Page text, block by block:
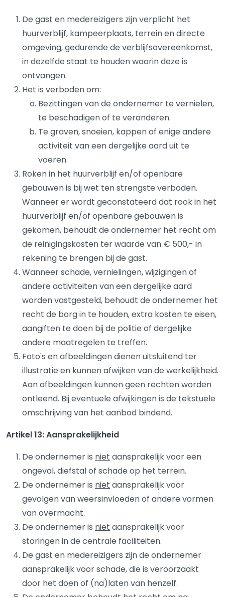
De gast en medereizigers zijn verplicht het
huurverblijf, kampeerplaats, terrein en directe
omgeving, gedurende de verblijfsovereenkomst,
in dezelfde staat te houden waarin deze is
ontvangen.
Het is verboden om:
Bezittingen van de ondernemer te vernielen,
te beschadigen of te veranderen.
Te graven, snoeien, kappen of enige andere
activiteit van een dergelijke aard uit te
voeren.
Roken in het huurverblijf en/of openbare
gebouwen is bij wet ten strengste verboden.
Wanneer er wordt geconstateerd dat rook in het
huurverblijf en/of openbare gebouwen is
gekomen, behoudt de ondernemer het recht om
de reinigingskosten ter waarde van € 500,- in
rekening te brengen bij de gast.
Wanneer schade, vernielingen, wijzigingen of
andere activiteiten van een dergelijke aard
worden vastgesteld, behoudt de ondernemer het
recht de borg in te houden, extra kosten te eisen,
aangiften te doen bij de politie of dergelijke
andere maatregelen te treffen.
Foto's en afbeeldingen dienen uitsluitend ter
illustratie en kunnen afwijken van de werkelijkheid.
Aan afbeeldingen kunnen geen rechten worden
ontleend. Bij eventuele afwijkingen is de tekstuele
omschrijving van het aanbod bindend.
Artikel 13: Aansprakelijkheid
De ondernemer is niet aansprakelijk voor een
ongeval, diefstal of schade op het terrein.
De ondernemer is niet aansprakelijk voor
gevolgen van weersinvloeden of andere vormen
van overmacht.
De ondernemer is niet aansprakelijk voor
storingen in de centrale faciliteiten.
De gast en medereizigers zijn de ondernemer
aansprakelijk voor schade, die is veroorzaakt
door het doen of (na)laten van henzelf.